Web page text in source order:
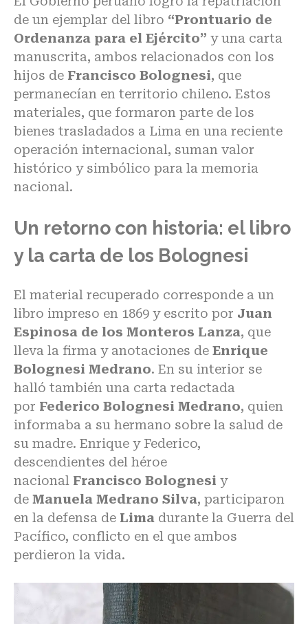
de un ejemplar del libro “Prontuario de
Ordenanza para el Ejército” y una carta
manuscrita, ambos relacionados con los
hijos de Francisco Bolognesi, que
permanecían en territorio chileno. Estos
materiales, que formaron parte de los
bienes trasladados a Lima en una reciente
operación internacional, suman valor
histórico y simbólico para la memoria
nacional.
Un retorno con historia: el libro
y la carta de los Bolognesi
El material recuperado corresponde a un
libro impreso en 1869 y escrito por Juan
Espinosa de los Monteros Lanza, que
lleva la firma y anotaciones de Enrique
Bolognesi Medrano. En su interior se
halló también una carta redactada
por Federico Bolognesi Medrano, quien
informaba a su hermano sobre la salud de
su madre. Enrique y Federico,
descendientes del héroe
nacional Francisco Bolognesi y
de Manuela Medrano Silva, participaron
en la defensa de Lima durante la Guerra del
Pacífico, conflicto en el que ambos
perdieron la vida.